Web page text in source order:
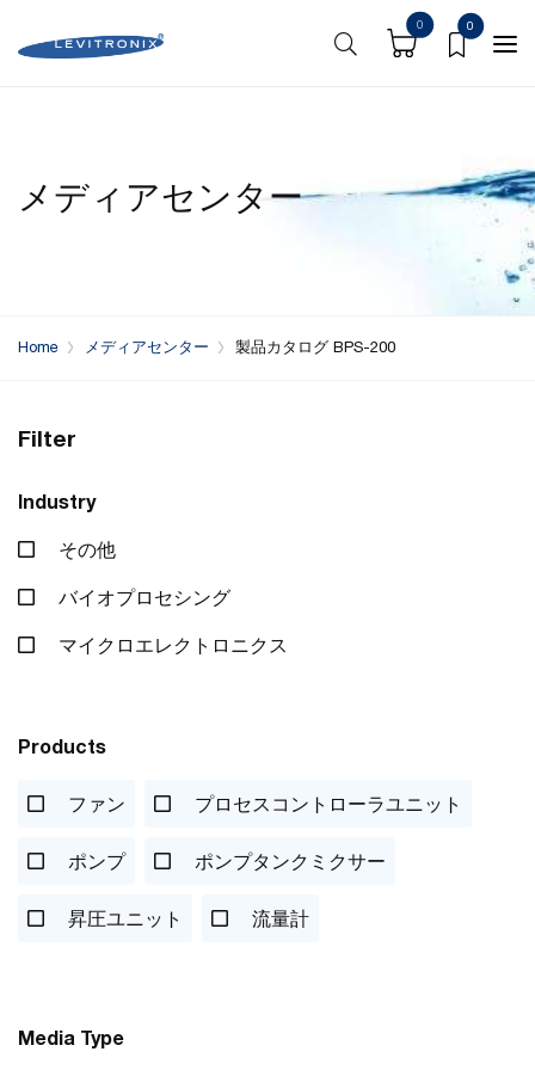
0 0
メディアセンター
Home メディアセンター 製品カタログ BPS-200
Filter
Industry
その他
バイオプロセシング
マイクロエレクトロニクス
Products
ファン プロセスコントローラユニット
ポンプ ポンプタンクミクサー
昇圧ユニット 流量計
Media Type